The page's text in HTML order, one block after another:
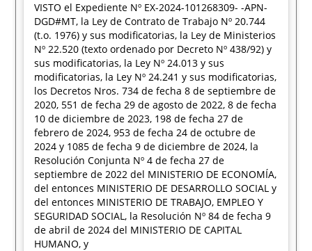
VISTO el Expediente Nº EX-2024-101268309- -APN-
DGD#MT, la Ley de Contrato de Trabajo Nº 20.744
(t.o. 1976) y sus modificatorias, la Ley de Ministerios
Nº 22.520 (texto ordenado por Decreto Nº 438/92) y
sus modificatorias, la Ley Nº 24.013 y sus
modificatorias, la Ley Nº 24.241 y sus modificatorias,
los Decretos Nros. 734 de fecha 8 de septiembre de
2020, 551 de fecha 29 de agosto de 2022, 8 de fecha
10 de diciembre de 2023, 198 de fecha 27 de
febrero de 2024, 953 de fecha 24 de octubre de
2024 y 1085 de fecha 9 de diciembre de 2024, la
Resolución Conjunta Nº 4 de fecha 27 de
septiembre de 2022 del MINISTERIO DE ECONOMÍA,
del entonces MINISTERIO DE DESARROLLO SOCIAL y
del entonces MINISTERIO DE TRABAJO, EMPLEO Y
SEGURIDAD SOCIAL, la Resolución Nº 84 de fecha 9
de abril de 2024 del MINISTERIO DE CAPITAL
HUMANO, y